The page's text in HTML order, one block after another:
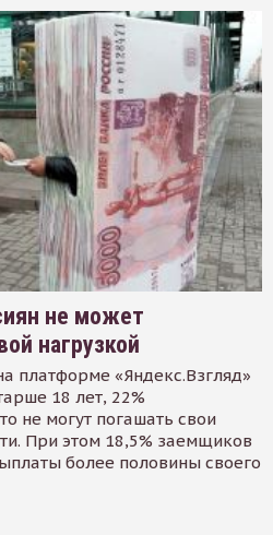
не может
нагрузкой
платформе «Яндекс.Взгляд»
18 лет, 22%
не могут погашать свои
При этом 18,5% заемщиков
более половины своего